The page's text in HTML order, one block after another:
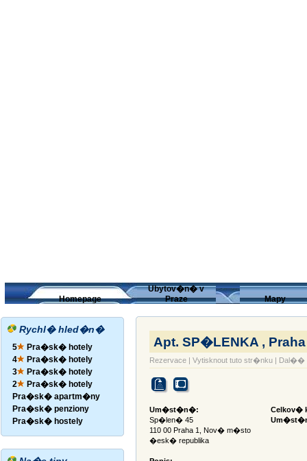
Homepage
Ubytov�n� v
Praze
Mapy
Rychl� hled�n�
5
Pra�sk� hotely
4
Pra�sk� hotely
3
Pra�sk� hotely
2
Pra�sk� hotely
Pra�sk� apartm�ny
Pra�sk� penziony
Pra�sk� hostely
Apt. SP�LENKA ,
Rezervace | Vytisknout tuto str�nku | Dal��
Um�st�n�:
Sp�len� 45
110 00 Praha 1, Nov� m�sto
�esk� republika
Celkov�